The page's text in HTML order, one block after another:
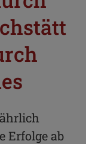
Erfolge ab